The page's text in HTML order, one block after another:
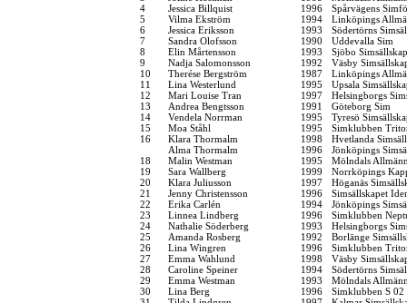
4
Jessica Billquist 1996
Spårvägens
5
Vilma Ekström 1994
Linköpings
6
Jessica Eriksson 1993
Södertörns
7
Sandra Olofsson 1990
Uddevalla Sim
8
Elin Mårtensson 1993
Sjöbo Simsällskap
9
Nadja Salomonsson 1992
Väsby
10
Therése Bergström 1987
Linköpings
11
Lina Westerlund 1995
Upsala
12
Mari Louise Tran 1997
Helsingborgs
13
Andrea Bengtsson 1991
Göteborg Sim
14
Vendela Norrman 1995
Tyresö
15
Moa Ståhl 1995
Simklubben
16
Klara Thormalm 1998
Hvetlanda
Alma Thormalm
1996
Jönköpings
18
Malin Westman 1995
Mölndals
19
Sara Wallberg 1999
Norrköpings
20
Klara Juliusson 1997
Höganäs
21
Jenny Christensson 1996
Simsällskapet
22
Erika Carlén 1994
Jönköpings
23
Linnea Lindberg 1996
Simklubben
24
Nathalie Söderberg 1993
Helsingborgs
25
Amanda Rosberg 1992
Borlänge
26
Lina Wingren 1996
Simklubben
27
Emma Wahlund 1998
Väsby
28
Caroline Speiner 1994
Södertörns
29
Emma Westman 1993
Mölndals
30
Lina Berg 1996
Simklubben S 02